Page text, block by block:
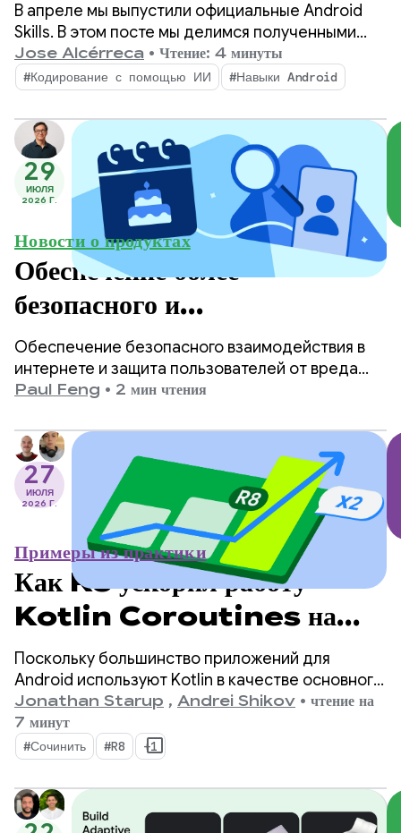
В апреле мы выпустили официальные Android
Skills. В этом посте мы делимся полученными
отзывами и объясняем философию и
методологию проекта.
Jose Alcérreca • Чтение: 4 минуты
#Кодирование с помощью ИИ #Навыки Android
29
ИЮЛЯ
2026 Г.
Новости о продуктах
Обеспечение более
безопасного и
соответствующего возрасту
контента в Google Play.
Обеспечение безопасного взаимодействия в
интернете и защита пользователей от вреда
являются одними из главных приоритетов
Paul Feng • 2 мин чтения
27
ИЮЛЯ
2026 Г.
Примеры из практики
Как R8 ускорил работу
Kotlin Coroutines на
Android в 2 раза
Поскольку большинство приложений для
Android используют Kotlin в качестве основного
языка программирования, библиотека
kotlinx.coroutines стала де-факто стандартом
для асинхронного программирования. Эта
библиотека предлагает хорошо продуманный и
структурированный способ управления
параллельными потоками, который является
Jonathan Starup , Andrei Shikov • чтение на
7 минут
#Сочинить #R8 +1